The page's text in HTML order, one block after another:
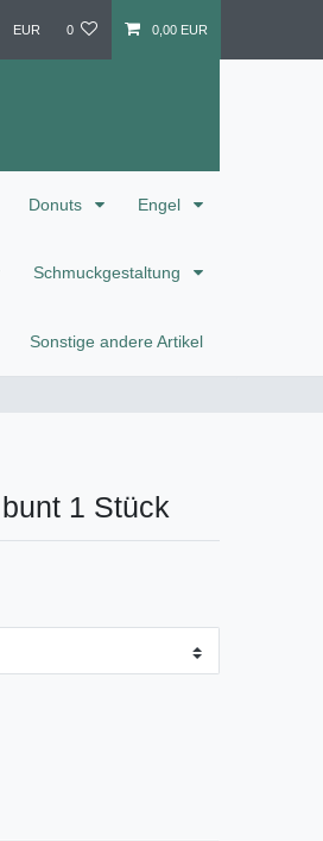
EUR 0 0,00 EUR
Donuts Engel
Schmuckgestaltung
Sonstige andere Artikel
1 Stück